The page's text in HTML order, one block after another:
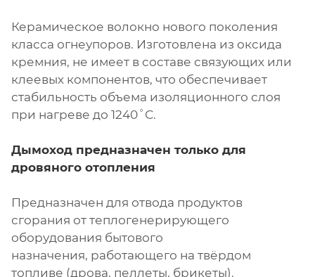
Керамическое волокно нового поколения
класса огнеупоров. Изготовлена из оксида
кремния, не имеет в составе связующих или
клеевых компонентов, что обеспечивает
стабильность объема изоляционного слоя
при нагреве до 1240˚С.
Дымоход предназначен только для
дровяного отопления
Предназначен для отвода продуктов
сгорания от теплогенерирующего
оборудования бытового
назначения, работающего на твёрдом
топливе (дрова, пеллеты, брикеты).